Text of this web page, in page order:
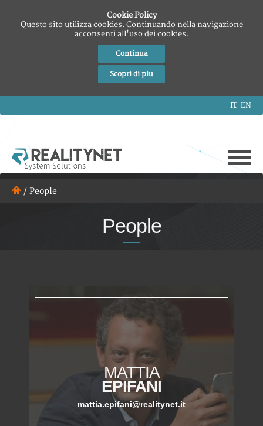
Cookie Policy
Questo sito utilizza cookies. Continuando nella navigazione
acconsenti all'uso dei cookies.
Continua
Scopri di piu
IT EN
/ People
People
MATTIA
EPIFANI
mattia.epifani@realitynet.it